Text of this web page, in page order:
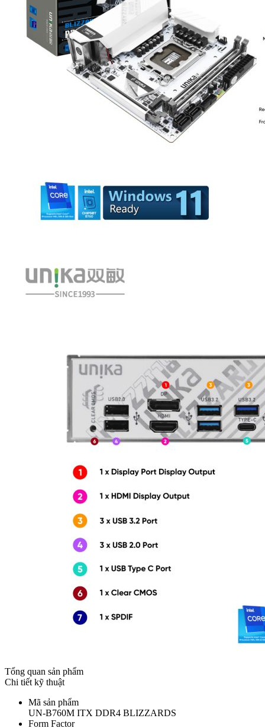
Tổng quan sản phẩm
Chi tiết kỹ thuật
Mã sản phẩm
UN-B760M ITX DDR4 BLIZZARDS
Form Factor